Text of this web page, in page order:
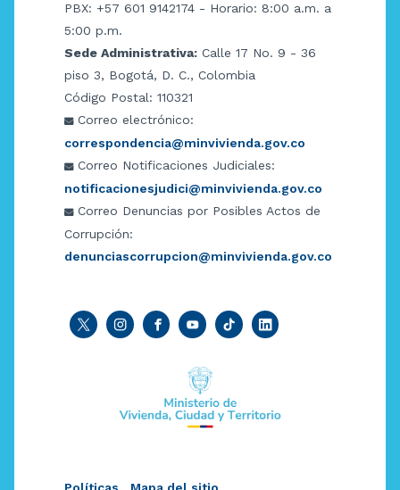
PBX: +57 601 9142174 - Horario: 8:00 a.m. a
5:00 p.m.
Sede Administrativa: Calle 17 No. 9 - 36
piso 3, Bogotá, D. C., Colombia
Código Postal: 110321
Correo electrónico:
correspondencia@minvivienda.gov.co
Correo Notificaciones Judiciales:
notificacionesjudici@minvivienda.gov.co
Correo Denuncias por Posibles Actos de
Corrupción:
denunciascorrupcion@minvivienda.gov.co
Políticas Mapa del sitio